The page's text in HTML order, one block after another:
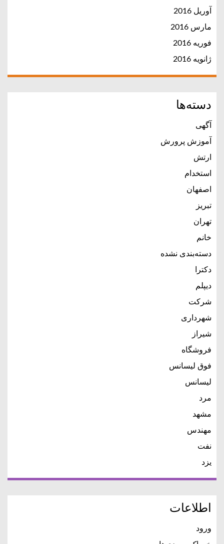
آوریل 2016
مارس 2016
فوریه 2016
ژانویه 2016
دسته‌ها
آگهی
آموزش پرورش
ارتش
استخدام
اصفهان
تبریز
تهران
خانم
دسته‌بندی نشده
دکترا
دیپلم
شرکت
شهرداری
شیراز
فروشگاه
فوق لیسانس
لیسانس
مرد
مشهد
مهندس
نفت
یزد
اطلاعات
ورود